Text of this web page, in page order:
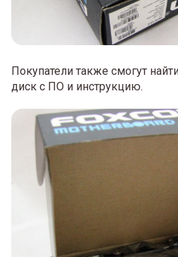
Покупатели также смогут
диск с ПО и инструкцию.